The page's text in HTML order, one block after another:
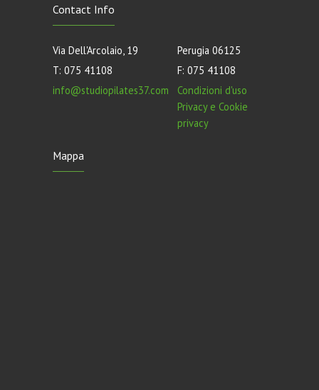
Contact Info
Via Dell'Arcolaio, 19
Perugia 06125
T: 075 41108
F: 075 41108
info@studiopilates37.com
Condizioni d'uso
Privacy e Cookie
privacy
Mappa